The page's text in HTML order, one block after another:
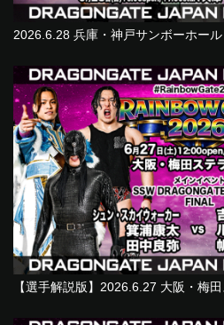
2026.6.28 兵庫・神戸サンボーホール
【選手解説版】2026.6.27 大阪・梅